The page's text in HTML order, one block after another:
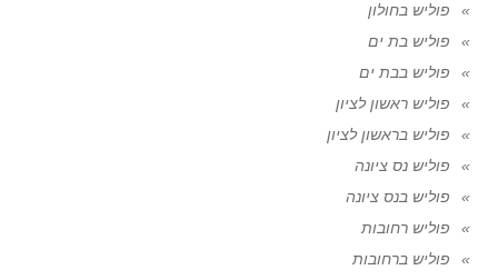
פוליש בחולון
פוליש בת ים
פוליש בבת ים
פוליש ראשון לציון
פוליש בראשון לציון
פוליש נס ציונה
פוליש בנס ציונה
פוליש רחובות
פוליש ברחובות